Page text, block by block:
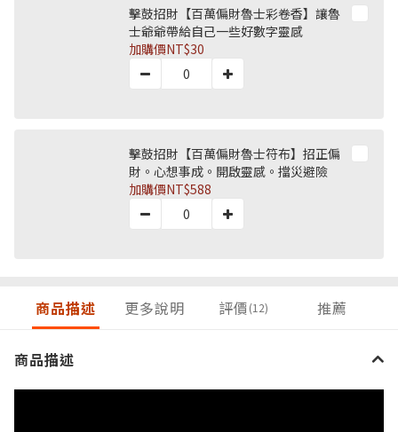
擊鼓招財【百萬偏財魯士彩卷香】讓魯
士爺爺帶給自己一些好數字靈感
加購價NT$30
擊鼓招財【百萬偏財魯士符布】招正偏
財。心想事成。開啟靈感。擋災避險
加購價NT$588
商品描述 更多說明 評價(12) 推薦
商品描述